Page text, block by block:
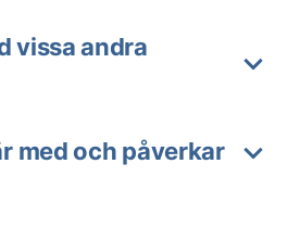
vissa andra
med och påverkar